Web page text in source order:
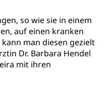
so wie sie in einem
auf einen kranken
man diesen gezielt
Dr. Barbara Hendel
mit ihren